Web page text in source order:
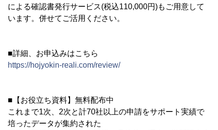
による確認書発行サービス(税込110,000円)もご用意して
います。併せてご活用ください。
■詳細、お申込みはこちら
https://hojyokin-reali.com/review/
■【お役立ち資料】無料配布中
これまで1次、2次と計70社以上の申請をサポート実績で
培ったデータが集約された